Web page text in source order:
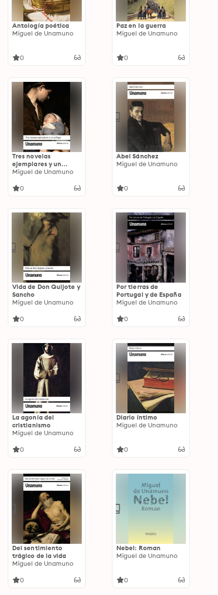
Antología poética
Miguel de Unamuno
0
Paz en la guerra
Miguel de Unamuno
0
Tres novelas
ejemplares y un
prólogo
Miguel de Unamuno
0
Abel Sánchez
Miguel de Unamuno
0
Vida de Don Quijote y
Sancho
Miguel de Unamuno
0
Por tierras de
Portugal y de España
Miguel de Unamuno
0
La agonía del
cristianismo
Miguel de Unamuno
0
Diario íntimo
Miguel de Unamuno
0
Del sentimiento
trágico de la vida
Miguel de Unamuno
0
Nebel: Roman
Miguel de Unamuno
0